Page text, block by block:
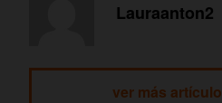
Lauraanton2
ver más